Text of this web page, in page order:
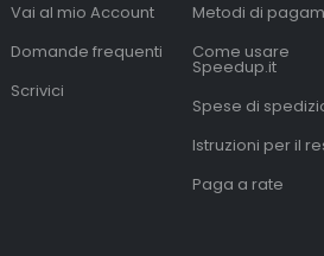
Vai al mio Account
Domande frequenti
Scrivici
Metodi di
Come usare
Speedup.it
Spese di
Istruzioni per il
Paga a rate